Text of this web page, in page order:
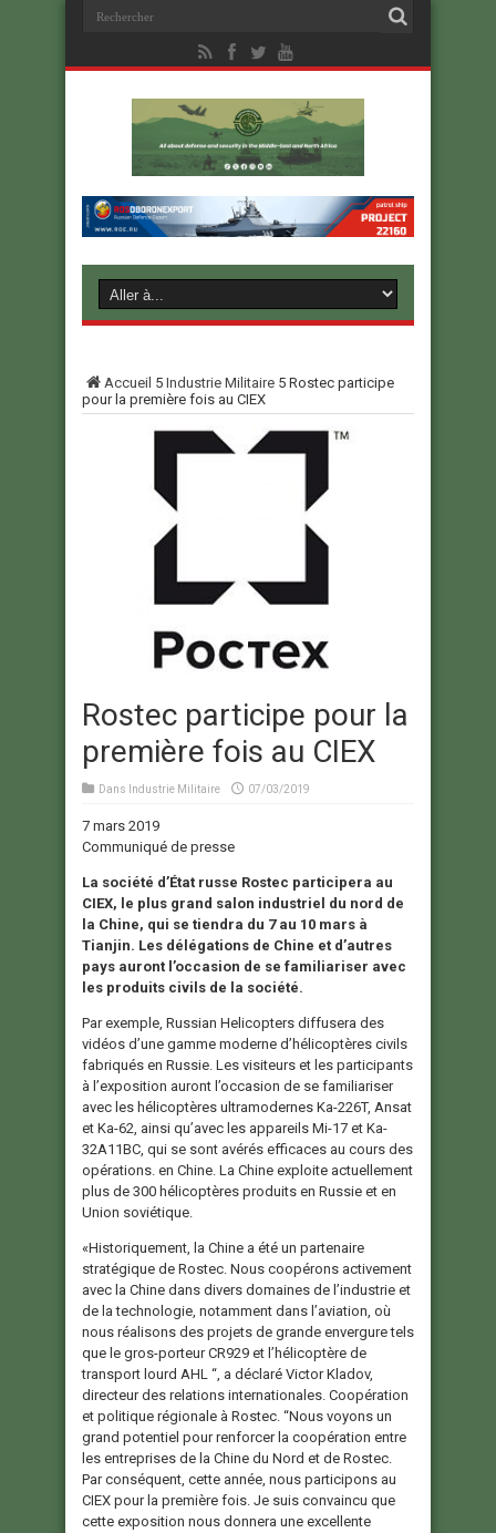
Accueil 5 Industrie Militaire 5 Rostec participe
pour la première fois au CIEX
Rostec participe pour la
première fois au CIEX
Dans Industrie Militaire 07/03/2019
7 mars 2019
Communiqué de presse
La société d’État russe Rostec participera au
CIEX, le plus grand salon industriel du nord de
la Chine, qui se tiendra du 7 au 10 mars à
Tianjin. Les délégations de Chine et d’autres
pays auront l’occasion de se familiariser avec
les produits civils de la société.
Par exemple, Russian Helicopters diffusera des
vidéos d’une gamme moderne d’hélicoptères civils
fabriqués en Russie. Les visiteurs et les participants
à l’exposition auront l’occasion de se familiariser
avec les hélicoptères ultramodernes Ka-226T, Ansat
et Ka-62, ainsi qu’avec les appareils Mi-17 et Ka-
32A11BC, qui se sont avérés efficaces au cours des
opérations. en Chine. La Chine exploite actuellement
plus de 300 hélicoptères produits en Russie et en
Union soviétique.
«Historiquement, la Chine a été un partenaire
stratégique de Rostec. Nous coopérons activement
avec la Chine dans divers domaines de l’industrie et
de la technologie, notamment dans l’aviation, où
nous réalisons des projets de grande envergure tels
que le gros-porteur CR929 et l’hélicoptère de
transport lourd AHL “, a déclaré Victor Kladov,
directeur des relations internationales. Coopération
et politique régionale à Rostec. “Nous voyons un
grand potentiel pour renforcer la coopération entre
les entreprises de la Chine du Nord et de Rostec.
Par conséquent, cette année, nous participons au
CIEX pour la première fois. Je suis convaincu que
cette exposition nous donnera une excellente